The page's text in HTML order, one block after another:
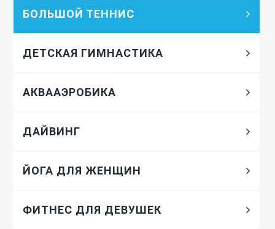
БОЛЬШОЙ ТЕННИС
ДЕТСКАЯ ГИМНАСТИКА
АКВААЭРОБИКА
ДАЙВИНГ
ЙОГА ДЛЯ ЖЕНЩИН
ФИТНЕС ДЛЯ ДЕВУШЕК